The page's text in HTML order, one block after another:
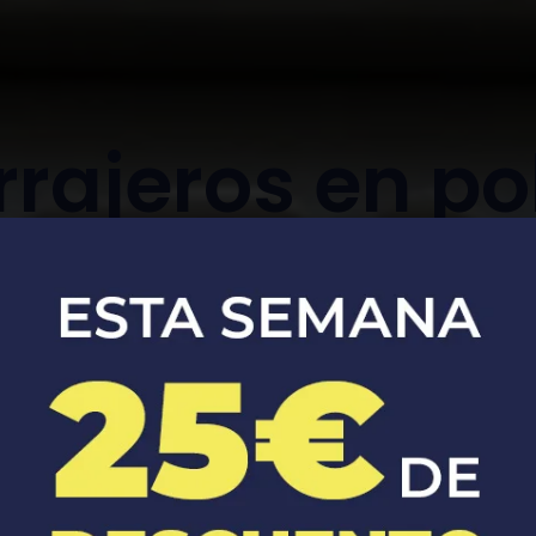
en
llarga
Apertura, reparación y sustitución de
cerraduras de coches y casas.​